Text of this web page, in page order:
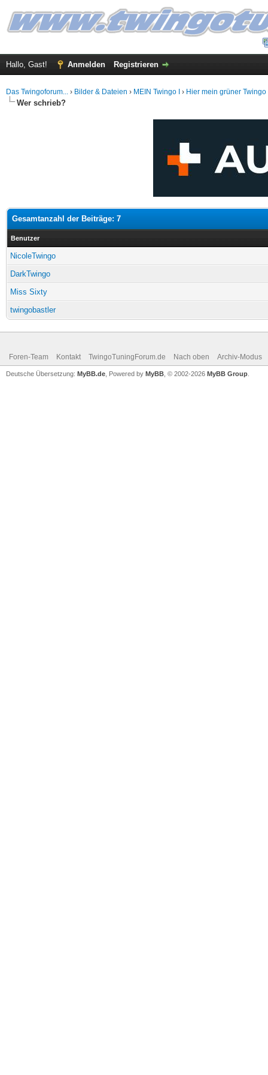
Hallo, Gast! Anmelden Registrieren
Das Twingoforum... › Bilder & Dateien › MEIN Twingo I › Hier mein grüner
Wer schrieb?
Gesamtanzahl der Beiträge: 7
Benutzer
NicoleTwingo
DarkTwingo
Miss Sixty
twingobastler
Foren-Team Kontakt TwingoTuningForum.de Nach oben Archiv-Modus
Deutsche Übersetzung: MyBB.de , Powered by MyBB , © 2002-2026 MyBB Group